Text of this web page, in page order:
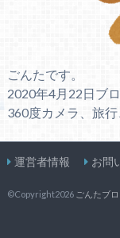
ごんたです。
2020年4月22日ブ
360度カメラ、旅
運営者情報 お問
©Copyright2026 ごんたブ